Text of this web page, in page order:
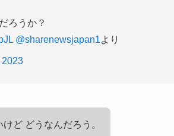
ろうか？
@sharenewsjapan1より
2023
ど どうなんだろう。